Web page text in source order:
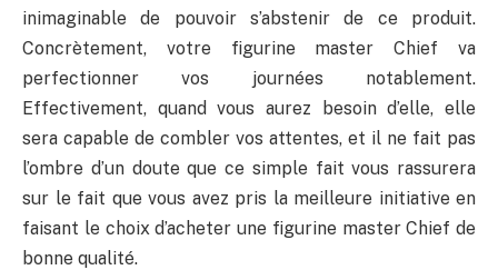
inimaginable de pouvoir s’abstenir de ce produit.
Concrètement, votre figurine master Chief va
perfectionner vos journées notablement.
Effectivement, quand vous aurez besoin d’elle, elle
sera capable de combler vos attentes, et il ne fait pas
l’ombre d’un doute que ce simple fait vous rassurera
sur le fait que vous avez pris la meilleure initiative en
faisant le choix d’acheter une figurine master Chief de
bonne qualité.